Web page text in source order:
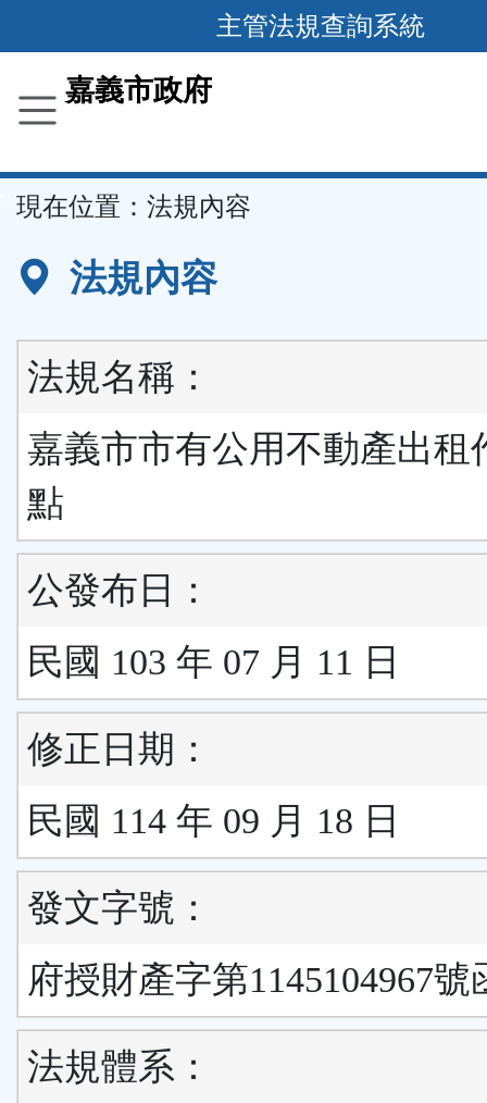
內
容
主管法規查詢系統
嘉義市政府
現在位置： 法規內容
法規內容
法規名稱：
嘉義市市有公用不動產出租
點
公發布日：
民國 103 年 07 月 11 日
修正日期：
民國 114 年 09 月 18 日
發文字號：
府授財產字第1145104967號
法規體系：